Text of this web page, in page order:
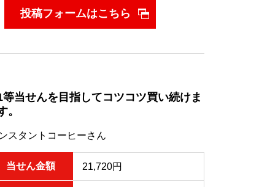
投稿フォームはこちら
等当せんを目指してコツコツ買い続けま
。
スタントコーヒーさん
当せん金額 21,720円